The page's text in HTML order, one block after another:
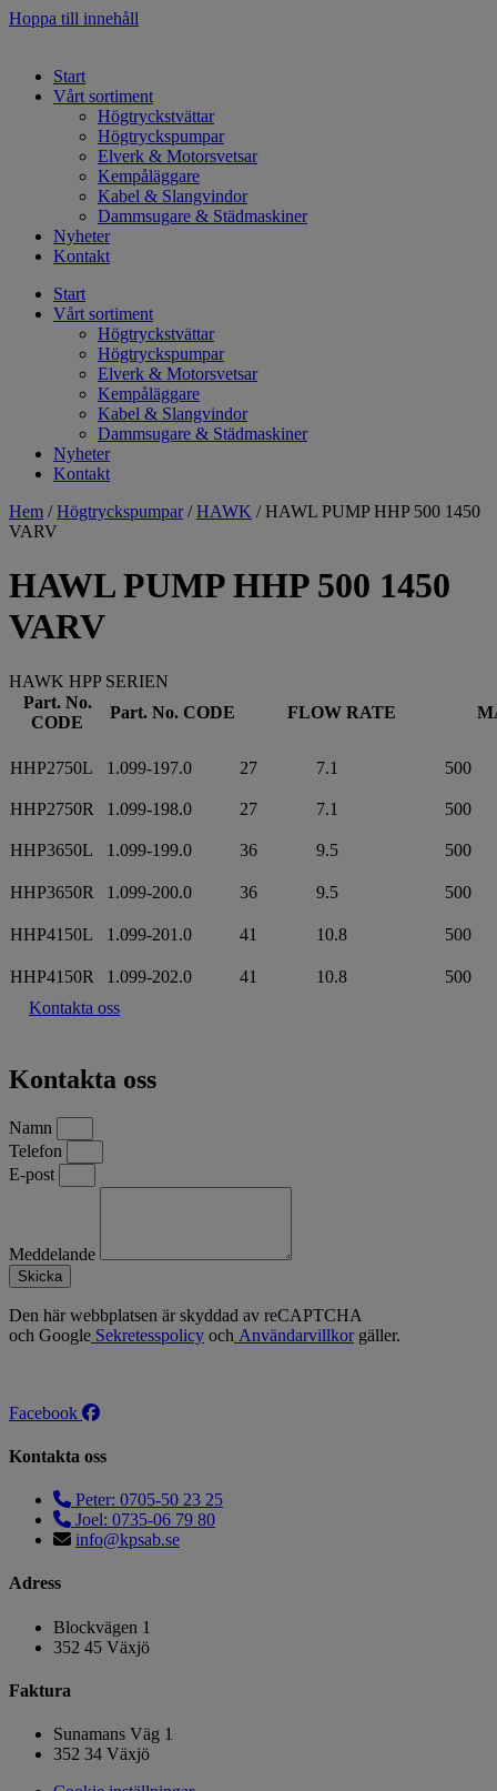
Hoppa till innehåll
Start
Vårt sortiment
Högtryckstvättar
Högtryckspumpar
Elverk & Motorsvetsar
Kempåläggare
Kabel & Slangvindor
Dammsugare & Städmaskiner
Nyheter
Kontakt
Start
Vårt sortiment
Högtryckstvättar
Högtryckspumpar
Elverk & Motorsvetsar
Kempåläggare
Kabel & Slangvindor
Dammsugare & Städmaskiner
Nyheter
Kontakt
Hem /Högtryckspumpar/HAWK / HAWL PUMP HHP 500 1450
VARV
HAWL PUMP HHP 500 1450
VARV
HAWK HPP SERIEN
Part. No.
CODE
Part. No. CODE FLOW RATE
HHP2750L 1.099-197.0 27 7.1 500
HHP2750R 1.099-198.0 27 7.1 500
HHP3650L 1.099-199.0 36 9.5 500
HHP3650R 1.099-200.0 36 9.5 500
HHP4150L 1.099-201.0 41 10.8 500
HHP4150R 1.099-202.0 41 10.8
500
Kontakta oss
Kontakta oss
Namn
Telefon
E-post
Meddelande
Skicka
Den här webbplatsen är skyddad av reCAPTCHA
och Google Sekretesspolicy och Användarvillkorgäller.
Facebook
Kontakta oss
Peter: 0705-50 23 25
Joel: 0735-06 79 80
info@kpsab.se
Adress
Blockvägen 1
352 45 Växjö
Faktura
Sunamans Väg 1
352 34 Växjö